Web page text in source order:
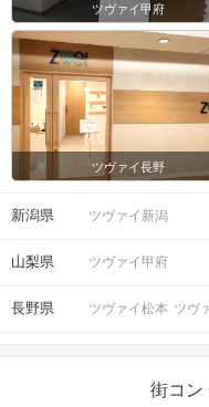
ツヴァイ甲府
ツヴァイ長野
新潟県 ツヴァイ新潟
山梨県 ツヴァイ甲府
長野県 ツヴァイ松本 ツヴ
街コン